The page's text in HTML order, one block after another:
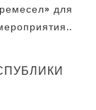
для